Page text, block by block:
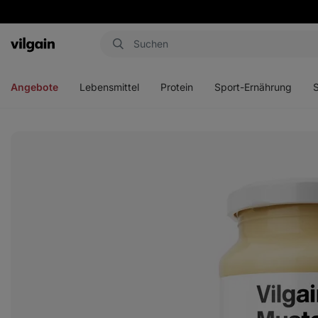
Aktin
Angebote Lebensmittel Protein Sport-Ernährung